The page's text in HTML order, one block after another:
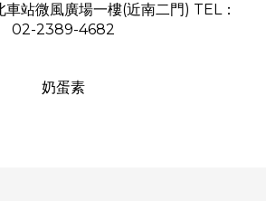
站微風廣場一樓(近南二門) TEL：
02-2389-4682
奶蛋素